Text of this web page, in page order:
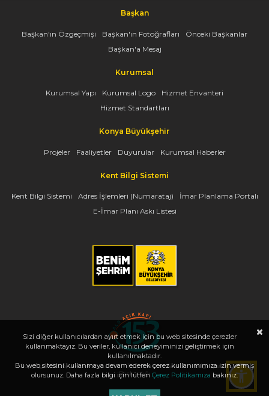
Başkan
Başkan'ın Özgeçmişi Başkan'ın Fotoğrafları
Önceki Başkanlar
Başkan'a Mesaj
Kurumsal
Kurumsal Yapı Kurumsal Logo
Hizmet Envanteri
Hizmet Standartları
Konya Büyükşehir
Projeler Faaliyetler Duyurular Kurumsal Haberler
Kent Bilgi Sistemi
Kent Bilgi Sistemi Adres İşlemleri (Numarataj)
İmar Planlama Portalı
E-İmar Planı Askı Listesi
Copyright 2026, www.konya.bel.tr - Tüm Hakları Saklıdır - Bilgi İşlem Dairesi
Başkanlığı
Sizi diğer kullanıcılardan ayırt etmek için bu web sitesinde çerezler
kullanmaktayız. Bu veriler, kullanıcı deneyiminizi geliştirmek için
kullanılmaktadır.
Bu web sitesini kullanmaya devam ederek çerez kullanımımıza izin vermiş
olursunuz. Daha fazla bilgi için lütfen Çerez Politikamıza bakınız.